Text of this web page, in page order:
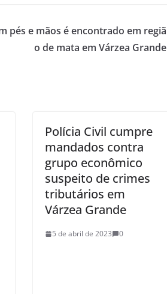
pés e mãos é encontrado em regiã
o de mata em Várzea Grande
Polícia Civil cumpre
mandados contra
grupo econômico
suspeito de crimes
tributários em
Várzea Grande
5 de abril de 2023 0